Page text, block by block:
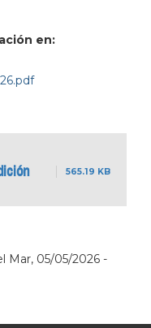
en:
565.19 KB
Mar, 05/05/2026 -